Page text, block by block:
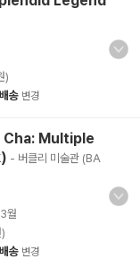
)
송 변경
Cha: Multiple
- 버클리 미술관 (BA
월
송 변경